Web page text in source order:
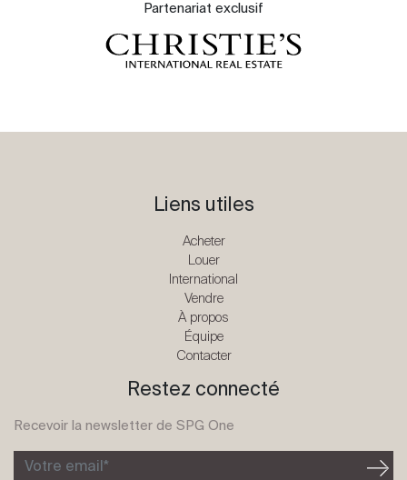
Partenariat exclusif
Liens utiles
Acheter
Louer
International
Vendre
À propos
Équipe
Contacter
Restez connecté
Recevoir la newsletter de SPG One
Votre email*